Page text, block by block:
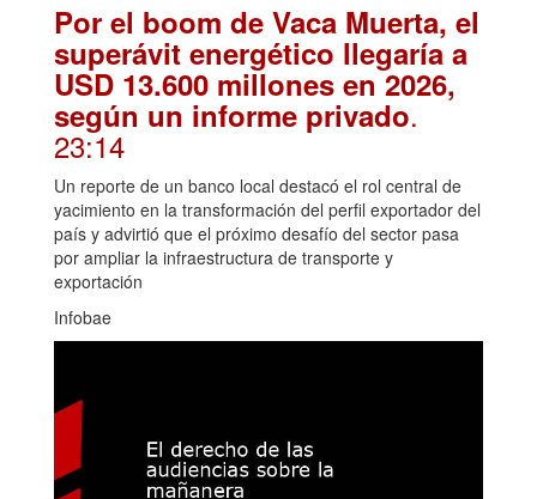
Por el boom de Vaca Muerta, el
superávit energético llegaría a
USD 13.600 millones en 2026,
según un informe privado.
23:14
Un reporte de un banco local destacó el rol central de
yacimiento en la transformación del perfil exportador del
país y advirtió que el próximo desafío del sector pasa
por ampliar la infraestructura de transporte y
exportación
Infobae